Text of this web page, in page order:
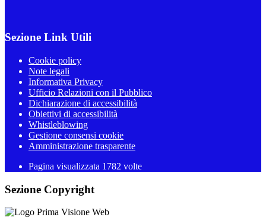
Sezione Link Utili
Cookie policy
Note legali
Informativa Privacy
Ufficio Relazioni con il Pubblico
Dichiarazione di accessibilità
Obiettivi di accessibilità
Whistleblowing
Gestione consensi cookie
Amministrazione trasparente
Pagina visualizzata 1782 volte
Sezione Copyright